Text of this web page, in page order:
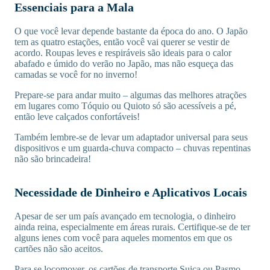
Essenciais para a Mala
O que você levar depende bastante da época do ano. O Japão
tem as quatro estações, então você vai querer se vestir de
acordo. Roupas leves e respiráveis são ideais para o calor
abafado e úmido do verão no Japão, mas não esqueça das
camadas se você for no inverno!
Prepare-se para andar muito – algumas das melhores atrações
em lugares como Tóquio ou Quioto só são acessíveis a pé,
então leve calçados confortáveis!
Também lembre-se de levar um adaptador universal para seus
dispositivos e um guarda-chuva compacto – chuvas repentinas
não são brincadeira!
Necessidade de Dinheiro e Aplicativos Locais
Apesar de ser um país avançado em tecnologia, o dinheiro
ainda reina, especialmente em áreas rurais. Certifique-se de ter
alguns ienes com você para aqueles momentos em que os
cartões não são aceitos.